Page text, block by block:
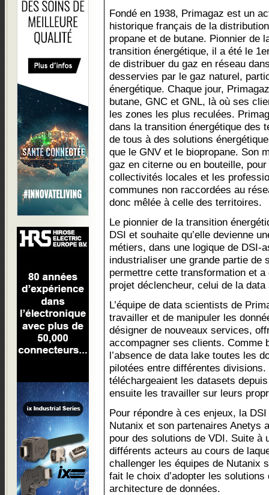
Fondé en 1938, Primagaz est un
historique français de la
propane et de butane. Pionnier de
transition énergétique, il a été le
de distribuer du gaz en réseau
desservies par le gaz naturel,
énergétique. Chaque jour,
butane, GNC et GNL, là où ses
les zones les plus reculées.
dans la transition énergétique des
de tous à des solutions
que le GNV et le biopropane. Son
gaz en citerne ou en bouteille,
collectivités locales et les
communes non raccordées au
donc mêlée à celle des territoires.
Le pionnier de la transition
DSI et souhaite qu’elle devienne
métiers, dans une logique de DSI-
industrialiser une grande partie de
permettre cette transformation et
projet déclencheur, celui de la
L’équipe de data scientists de
travailler et de manipuler les
désigner de nouveaux services,
accompagner ses clients. Comme
l’absence de data lake toutes les
pilotées entre différentes
téléchargeaient les datasets
ensuite les travailler sur leurs
Pour répondre à ces enjeux, la
Nutanix et son partenaires Anetys
pour des solutions de VDI. Suite à
différents acteurs au cours de
challenger les équipes de Nutanix
fait le choix d’adopter les
architecture de données.